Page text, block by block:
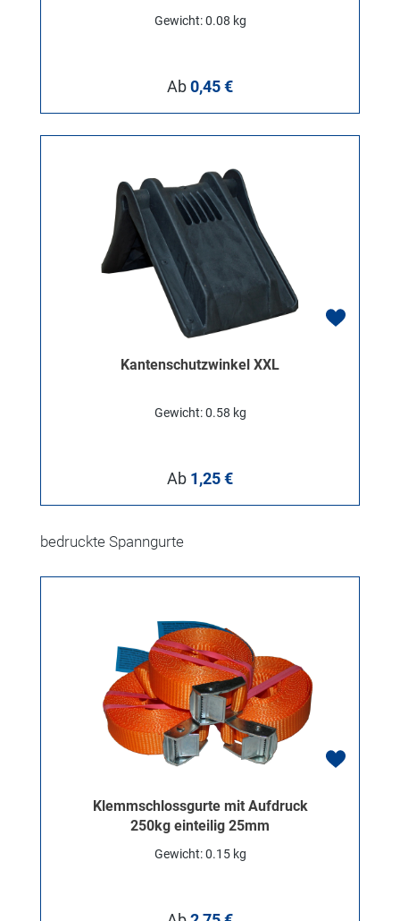
Gewicht: 0.08 kg
Regulärer Preis:
Ab0,45 €
Kantenschutzwinkel XXL
Gewicht: 0.58 kg
Regulärer Preis:
Ab 1,25 €
Produktgalerie überspringen
bedruckte Spanngurte
Klemmschlossgurte mit Aufdruck
250kg einteilig 25mm
Gewicht: 0.15 kg